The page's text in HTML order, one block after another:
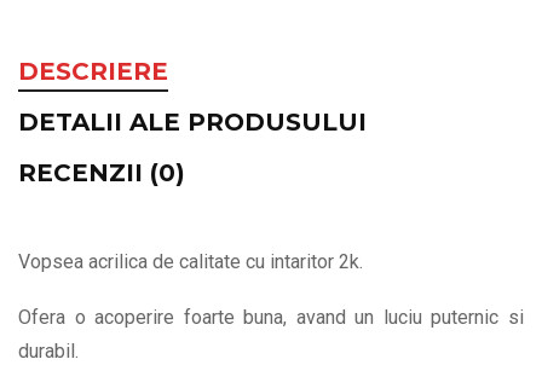
DESCRIERE
DETALII ALE PRODUSULUI
RECENZII (0)
Vopsea acrilica de calitate cu intaritor 2k.
Ofera o acoperire foarte buna, avand un luciu puternic si
durabil.